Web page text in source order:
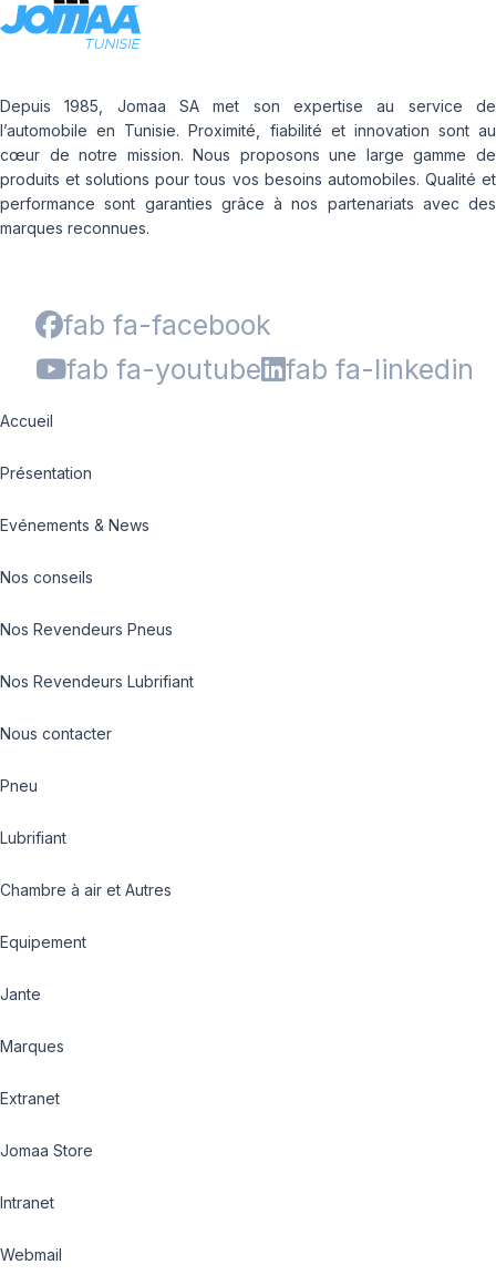
Depuis 1985, Jomaa SA met son expertise au service de
l’automobile en Tunisie. Proximité, fiabilité et innovation sont au
cœur de notre mission. Nous proposons une large gamme de
produits et solutions pour tous vos besoins automobiles. Qualité et
performance sont garanties grâce à nos partenariats avec des
marques reconnues.
fab fa-facebook
fab fa-youtube
fab fa-linkedin
Accueil
Présentation
Evénements & News
Nos conseils
Nos Revendeurs Pneus
Nos Revendeurs Lubrifiant
Nous contacter
Pneu
Lubrifiant
Chambre à air et Autres
Equipement
Jante
Marques
Extranet
Jomaa Store
Intranet
Webmail